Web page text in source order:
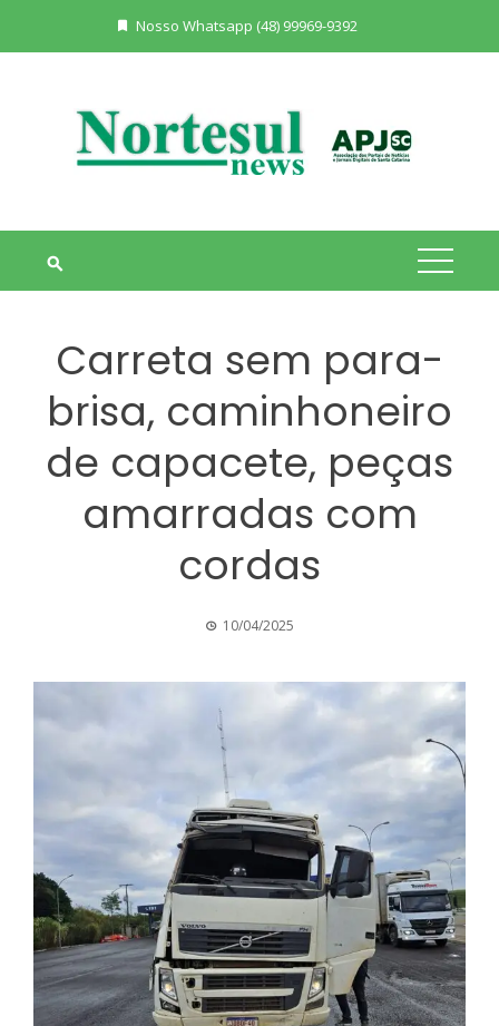
Nosso Whatsapp (48) 99969-9392
Carreta sem para-
brisa, caminhoneiro
de capacete, peças
amarradas com
cordas
10/04/2025